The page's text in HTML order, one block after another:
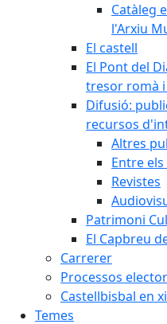
Catàleg
l'Arxiu
El castell
El Pont del
tresor romà
Difusió:
recursos
Altres
Entre
Revistes
Patrimoni
El Capbreu
Carrerer
Processos
Castellbisbal en
Temes